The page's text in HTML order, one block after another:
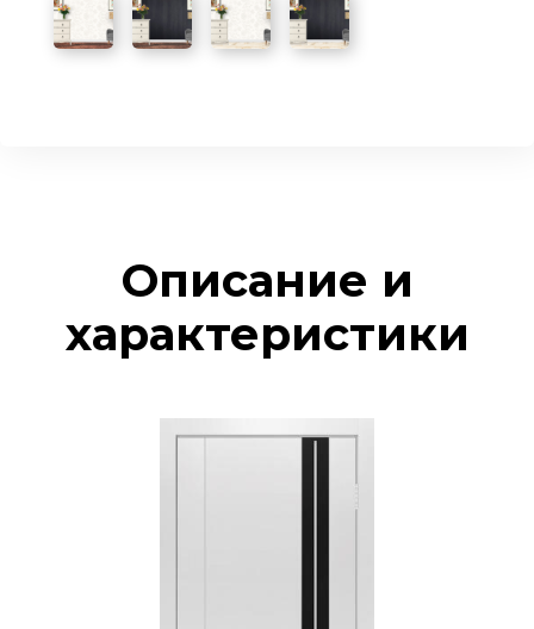
Описание и
характеристики